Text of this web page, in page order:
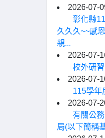
2026-07-
彰化縣
久久久~~感
親...
2026-07-
校外研
2026-07-
115學年
2026-07-
有關公
局(以下簡稱